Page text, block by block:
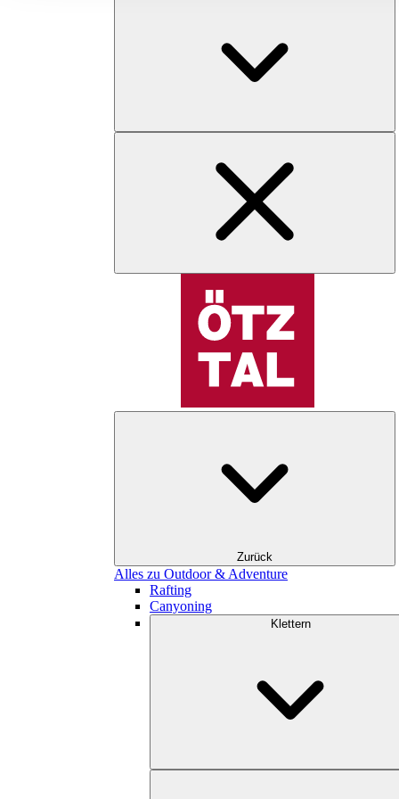
Zurück
Alles zu Outdoor & Adventure
Rafting
Canyoning
Klettern